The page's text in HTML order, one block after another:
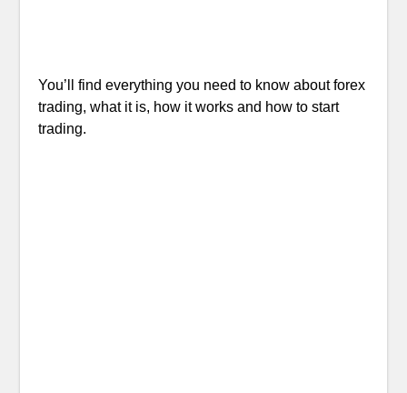
You’ll find everything you need to know about forex
trading, what it is, how it works and how to start
trading.